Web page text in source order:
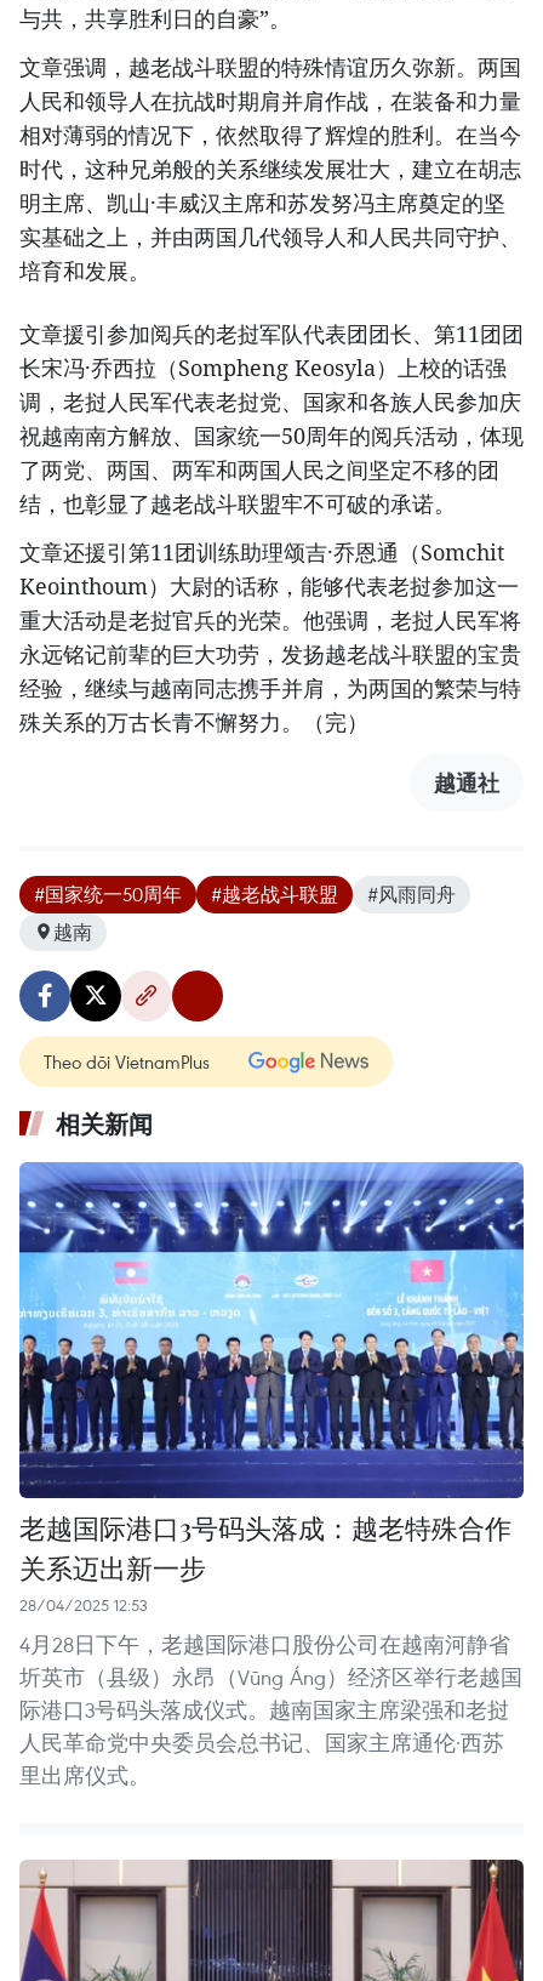
与共，共享胜利日的自豪”。
文章强调，越老战斗联盟的特殊情谊历久弥新。两国
人民和领导人在抗战时期肩并肩作战，在装备和力量
相对薄弱的情况下，依然取得了辉煌的胜利。在当今
时代，这种兄弟般的关系继续发展壮大，建立在胡志
明主席、凯山·丰威汉主席和苏发努冯主席奠定的坚
实基础之上，并由两国几代领导人和人民共同守护、
培育和发展。
文章援引参加阅兵的老挝军队代表团团长、第11团团
长宋冯·乔西拉（Sompheng Keosyla）上校的话强
调，老挝人民军代表老挝党、国家和各族人民参加庆
祝越南南方解放、国家统一50周年的阅兵活动，体现
了两党、两国、两军和两国人民之间坚定不移的团
结，也彰显了越老战斗联盟牢不可破的承诺。
文章还援引第11团训练助理颂吉·乔恩通（Somchit
Keointhoum）大尉的话称，能够代表老挝参加这一
重大活动是老挝官兵的光荣。他强调，老挝人民军将
永远铭记前辈的巨大功劳，发扬越老战斗联盟的宝贵
经验，继续与越南同志携手并肩，为两国的繁荣与特
殊关系的万古长青不懈努力。（完）
越通社
#国家统一50周年 #越老战斗联盟
#风雨同舟
越南
Theo dõi VietnamPlus
相关新闻
老越国际港口3号码头落成：越老特殊合作
关系迈出新一步
28/04/2025 12:53
4月28日下午，老越国际港口股份公司在越南河静省
圻英市（县级）永昂（Vũng Áng）经济区举行老越国
际港口3号码头落成仪式。越南国家主席梁强和老挝
人民革命党中央委员会总书记、国家主席通伦·西苏
里出席仪式。